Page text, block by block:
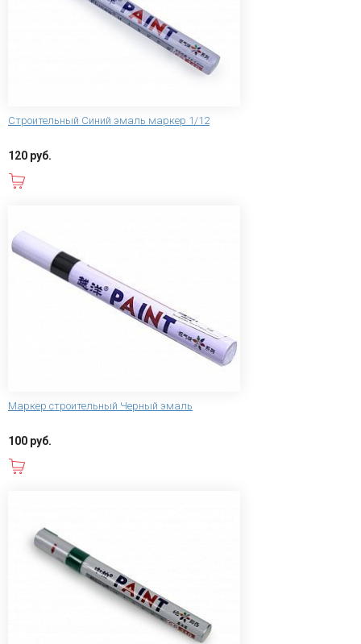
Строительный Синий эмаль маркер 1/12
120 руб.
Маркер строительный Черный эмаль
100 руб.